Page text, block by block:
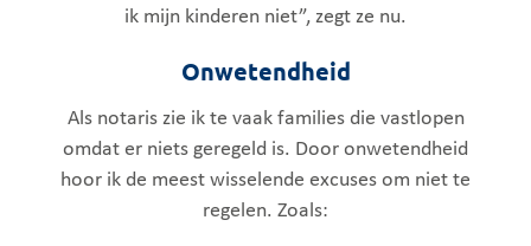
ik mijn kinderen niet”, zegt ze nu.
Onwetendheid
Als notaris zie ik te vaak families die vastlopen
omdat er niets geregeld is. Door onwetendheid
hoor ik de meest wisselende excuses om niet te
regelen. Zoals: